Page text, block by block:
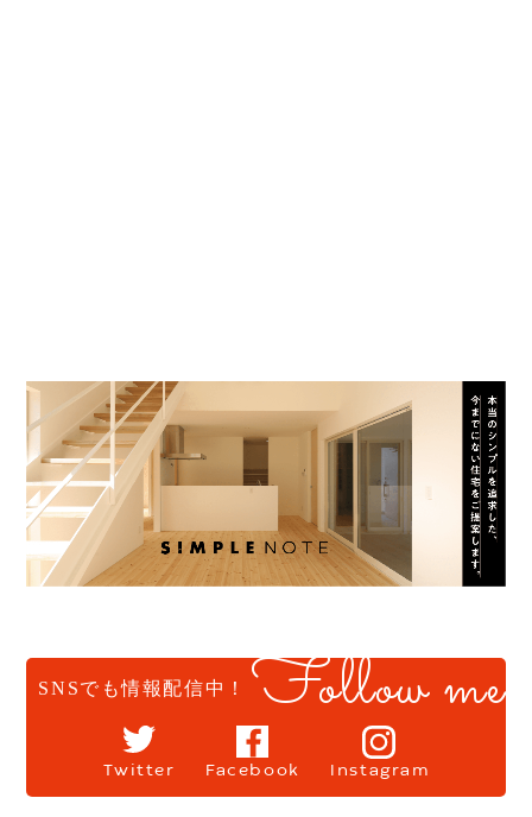
SNSでも情報配信中！ Follow me
Twitter Facebook Instagram